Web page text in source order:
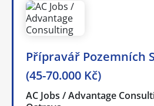
Přípravář Pozemních
(45-70.000 Kč)
AC Jobs / Advantage